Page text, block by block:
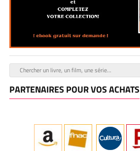
PARTENAIRES POUR VOS ACHATS